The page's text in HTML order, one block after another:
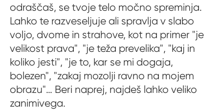
odraščaš, se tvoje telo močno spreminja.
Lahko te razveseljuje ali spravlja v slabo
voljo, dvome in strahove, kot na primer "je
velikost prava", "je teža prevelika", "kaj in
koliko jesti", "je to, kar se mi dogaja,
bolezen", "zakaj mozolji ravno na mojem
obrazu"… Beri naprej, najdeš lahko veliko
zanimivega.